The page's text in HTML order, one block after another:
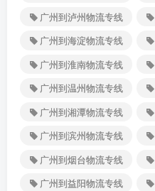
广州到泸州物流专线
广州到海淀物流专线
广州到淮南物流专线
广州到温州物流专线
广州到湘潭物流专线
广州到滨州物流专线
广州到烟台物流专线
广州到益阳物流专线